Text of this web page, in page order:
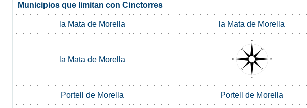
Municipios que limitan con Cinctorres
la Mata de Morella la Mata de Morella
la Mata de Morella
Portell de Morella Portell de Morella